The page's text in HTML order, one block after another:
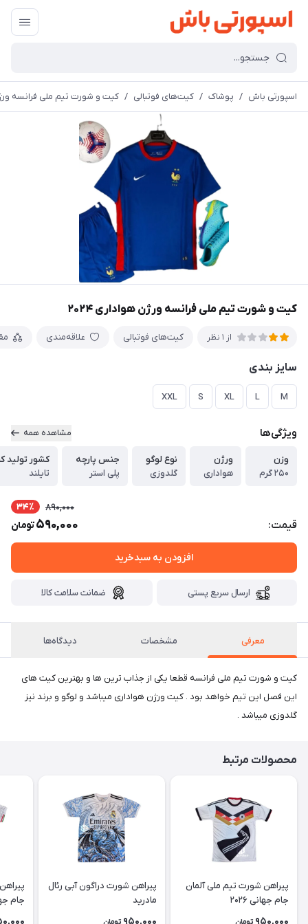
اسپورتی باش / پوشاک / کیت‌های فوتبالی / کیت و شورت تیم ملی فرانسه ورژن
کیت و شورت تیم ملی فرانسه ورژن هواداری ۲۰۲۴
از 1 نظر کیت‌های فوتبالی علاقه‌مندی
سایز بندی
M
L
XL
S
XXL
ویژگی‌ها مشاهده همه
وزن
۲۵۰ گرم
ورژن
هواداری
نوع لوگو
گلدوزی
جنس پارچه
پلی استر
کشور تولید
تایلند
قیمت:
890,000 34٪
590,000تومان
افزودن به سبدخرید
ارسال سریع پستی ضمانت سلامت کالا
معرفی مشخصات دیدگاه‌ها
کیت و شورت تیم ملی فرانسه قطعا یکی از جذاب ترین ها و بهترین کیت های
این فصل این تیم خواهد بود . کیت ورژن هواداری میباشد ‌و لوگو و برند نیز
گلدوزی میباشد .
محصولات مرتبط
پیراهن شورت تیم ملی آلمان
جام جهانی ۲۰۲۶
تومان
پیراهن شورت دراگون آبی رئال
مادرید
تومان
جام